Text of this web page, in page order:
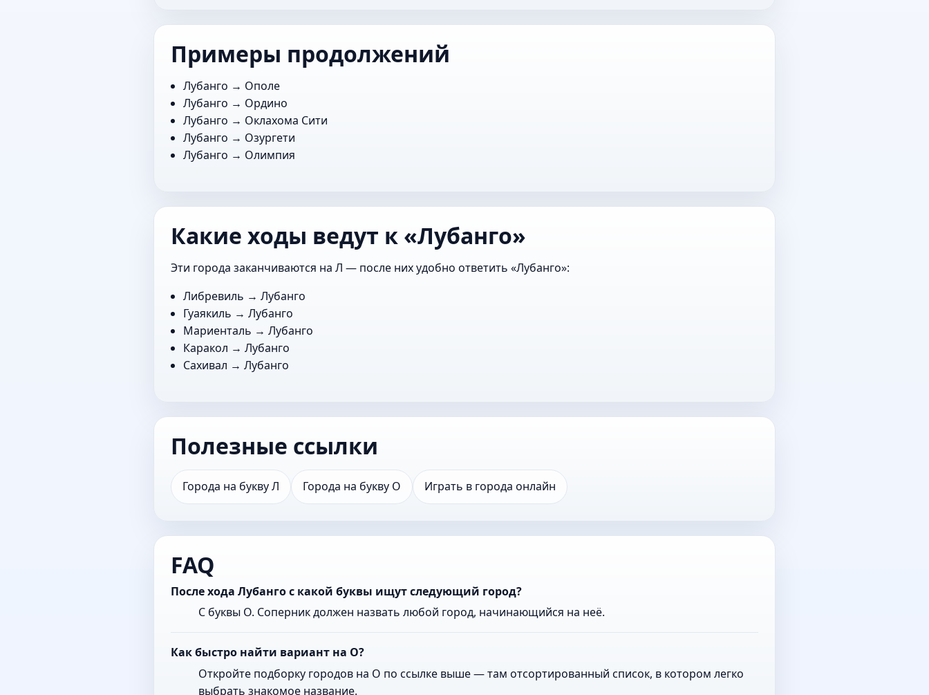
Примеры продолжений
Лубанго → Ополе
Лубанго → Ордино
Лубанго → Оклахома Сити
Лубанго → Озургети
Лубанго → Олимпия
Какие ходы ведут к «Лубанго»
Эти города заканчиваются на Л — после них удобно ответить «Лубанго»:
Либревиль → Лубанго
Гуаякиль → Лубанго
Мариенталь → Лубанго
Каракол → Лубанго
Сахивал → Лубанго
Полезные ссылки
Города на букву Л Города на букву О Играть в города онлайн
FAQ
После хода Лубанго с какой буквы ищут следующий город?
С буквы О. Соперник должен назвать любой город, начинающийся на неё.
Как быстро найти вариант на О?
Откройте подборку городов на О по ссылке выше — там отсортированный список, в котором легко
выбрать знакомое название.